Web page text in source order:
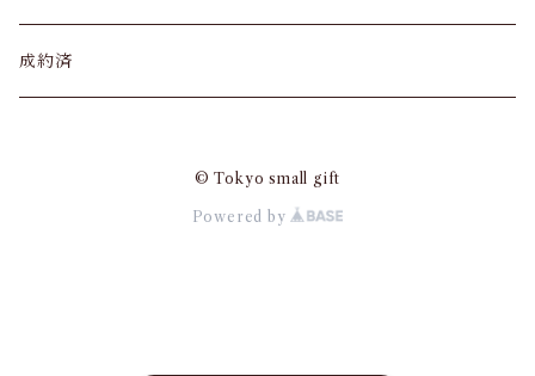
アジサイ
成約済
© Tokyo small gift
Powered by